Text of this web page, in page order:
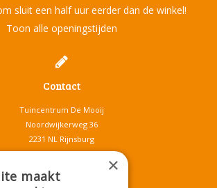
sluit een half uur eerder dan de winkel!
Toon alle openingstijden
Contact
Tuincentrum De Mooij
Noordwijkerweg 36
2231 NL Rijnsburg
T.071-4080959
info@tuincentrumdemooij.nl
×
maakt